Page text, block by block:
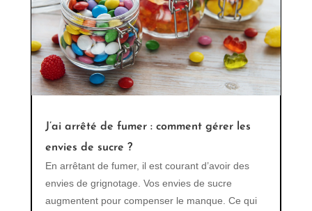
J’ai arrêté de fumer : comment gérer les
envies de sucre ?
En arrêtant de fumer, il est courant d’avoir des
envies de grignotage. Vos envies de sucre
augmentent pour compenser le manque. Ce qui